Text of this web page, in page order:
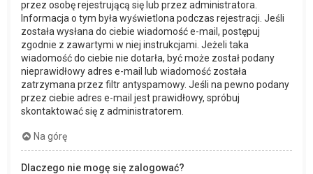
przez osobę rejestrującą się lub przez administratora.
Informacja o tym była wyświetlona podczas rejestracji. Jeśli
została wysłana do ciebie wiadomość e-mail, postępuj
zgodnie z zawartymi w niej instrukcjami. Jeżeli taka
wiadomość do ciebie nie dotarła, być może został podany
nieprawidłowy adres e-mail lub wiadomość została
zatrzymana przez filtr antyspamowy. Jeśli na pewno podany
przez ciebie adres e-mail jest prawidłowy, spróbuj
skontaktować się z administratorem.
Na górę
Dlaczego nie mogę się zalogować?